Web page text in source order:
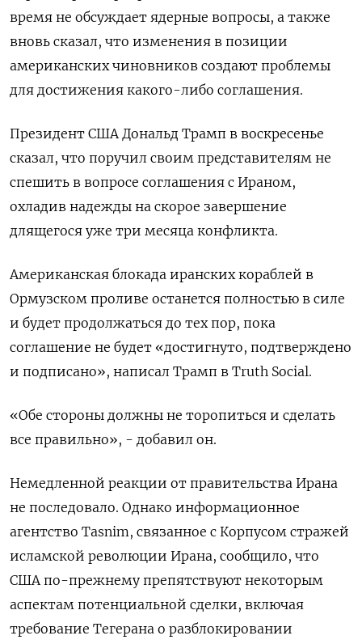
время не обсуждает ​ядерные вопросы, а ​также
вновь сказал, ⁠что изменения в позиции
американских чиновников создают проблемы
для ‌достижения какого-либо соглашения.
Президент США Дональд Трамп ‌в воскресенье
сказал, что поручил своим представителям не
спешить в вопросе соглашения с Ираном, ​
охладив надежды на скорое завершение
длящегося уже три месяца конфликта.
Американская блокада ‌иранских кораблей в
Ормузском проливе останется полностью в силе
и будет ​продолжаться до тех пор, пока
соглашение не будет «достигнуто, подтверждено
и подписано», написал Трамп ‌в Truth Social.
«Обе стороны должны не торопиться и сделать
все правильно», - добавил он.
Немедленной реакции от правительства Ирана
не последовало. Однако ​информационное
агентство Tasnim, ​связанное с Корпусом стражей
‌исламской революции Ирана, сообщило, что
США по-прежнему препятствуют некоторым
аспектам потенциальной сделки, ​включая
требование Тегерана о разблокировании